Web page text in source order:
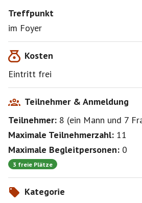
Fotoserien besonders
Schauplätze der Macht oder von
wie der Potsdamer Platz, das
Schlossplatz, Gendarmenmarkt,
oder die Berliner Mauer haben
eine rasante Änderung erfahren.
Blickachsen verschwinden oder
Straßen werden zurückgeführt
Plätze radikal umgestaltet, freie
Treffpunkt
im Foyer
Kosten
Eintritt frei
Teilnehmer & Anmeldung
Teilnehmer: 8 (ein Mann und 7
Maximale Teilnehmerzahl: 11
Maximale Begleitpersonen: 0
3 freie Plätze
Kategorie